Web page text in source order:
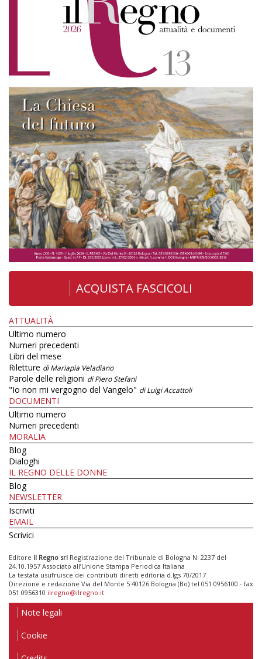
ACQUISTA FASCICOLI
ATTUALITÀ
Ultimo numero
Numeri precedenti
Libri del mese
Riletture di Mariapia Veladiano
Parole delle religioni di Piero Stefani
"Io non mi vergogno del Vangelo" di Luigi Accattoli
DOCUMENTI
Ultimo numero
Numeri precedenti
MORALIA
Blog
Dialoghi
IL REGNO DELLE DONNE
Blog
NEWSLETTER
Iscriviti
EMAIL
Scrivici
Editore Il Regno srl Registrazione del Tribunale di Bologna N. 2237 del
24.10.1957 Associato all’Unione Stampa Periodica Italiana
La testata usufruisce dei contributi diretti editoria d.lgs 70/2017
Direzione e redazione Via del Monte 5 40126 Bologna (Bo) tel 051 0956100 - fax
051 0956310 ilregno@ilregno.it
Note legali
Cookie